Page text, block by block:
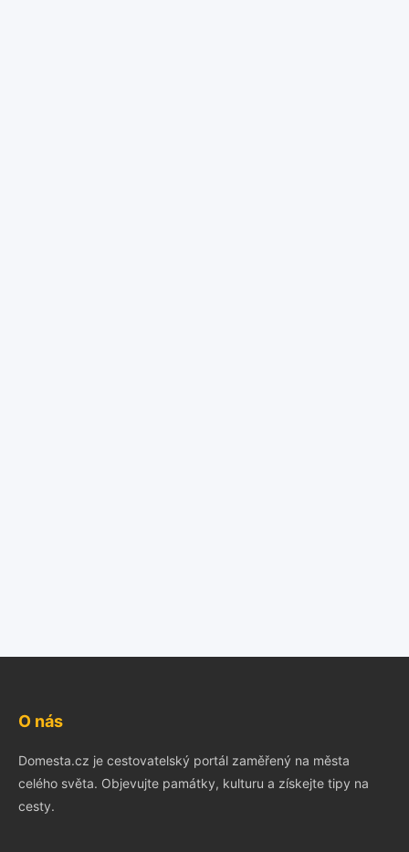
O nás
Domesta.cz je cestovatelský portál zaměřený na města
celého světa. Objevujte památky, kulturu a získejte tipy na
cesty.